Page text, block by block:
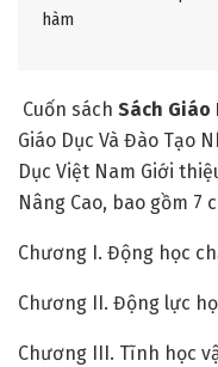
hàm
Cuốn sách Sách Giáo
Giáo Dục Và Đào Tạo
Dục Việt Nam Giới
Nâng Cao, bao gồm 7
Chương I. Động học
Chương II. Động lực
Chương III. Tĩnh học